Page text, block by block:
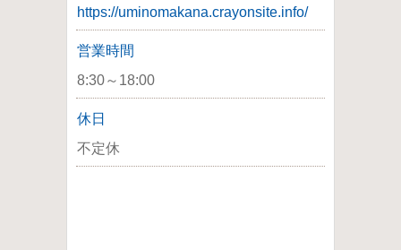
https://uminomakana.crayonsite.info/
営業時間
8:30～18:00
休日
不定休